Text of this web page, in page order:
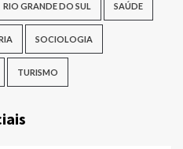
RIO GRANDE DO SUL SAÚDE
SOCIOLOGIA
TURISMO